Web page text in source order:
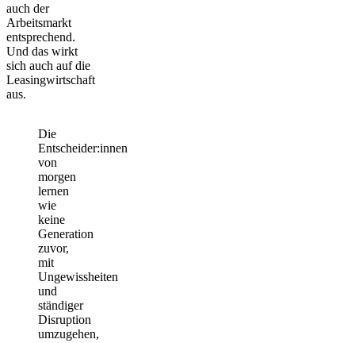
auch der
Arbeitsmarkt
entsprechend.
Und das wirkt
sich auch auf die
Leasingwirtschaft
aus.
Die
Entscheider:innen
von
morgen
lernen
wie
keine
Generation
zuvor,
mit
Ungewissheiten
und
ständiger
Disruption
umzugehen,